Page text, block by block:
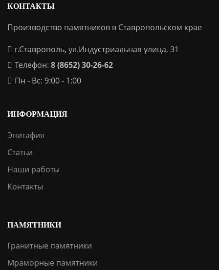
КОНТАКТЫ
Производство памятников в Ставропольском крае
г.Ставрополь, ул.Индустриальная улица, 31
Телефон: 8 (8652) 30-26-62
Пн - Вс: 9:00 - 1:00
ИНФОРМАЦИЯ
Эпитафия
Статьи
Наши работы
Контакты
ПАМЯТНИКИ
Гранитные памятники
Мраморные памятники